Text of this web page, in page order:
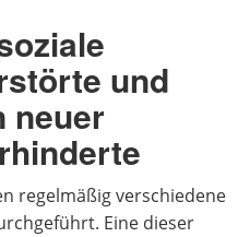
und
neuer
regelmäßig verschiedene
Eine dieser